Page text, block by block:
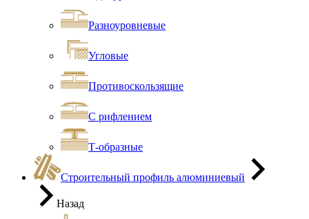
Разноуровневые
Угловые
Противоскользящие
С рифлением
Т-образные
Строительный профиль алюминиевый
Назад